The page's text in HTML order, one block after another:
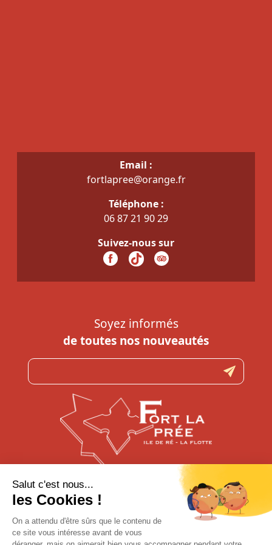
Email :
fortlapree@orange.fr
Téléphone :
06 87 21 90 29
Suivez-nous sur
Soyez informés
de toutes nos nouveautés
N’hésitez pas à nous contacter
pour toute question